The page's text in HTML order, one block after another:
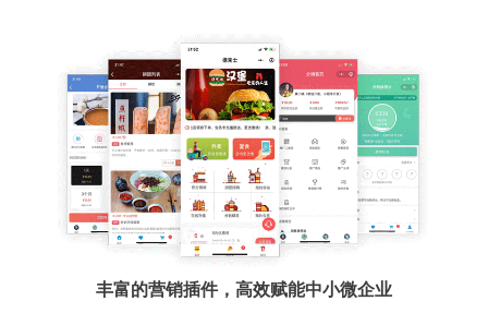
丰富的营销插件，高效赋能中小微企业